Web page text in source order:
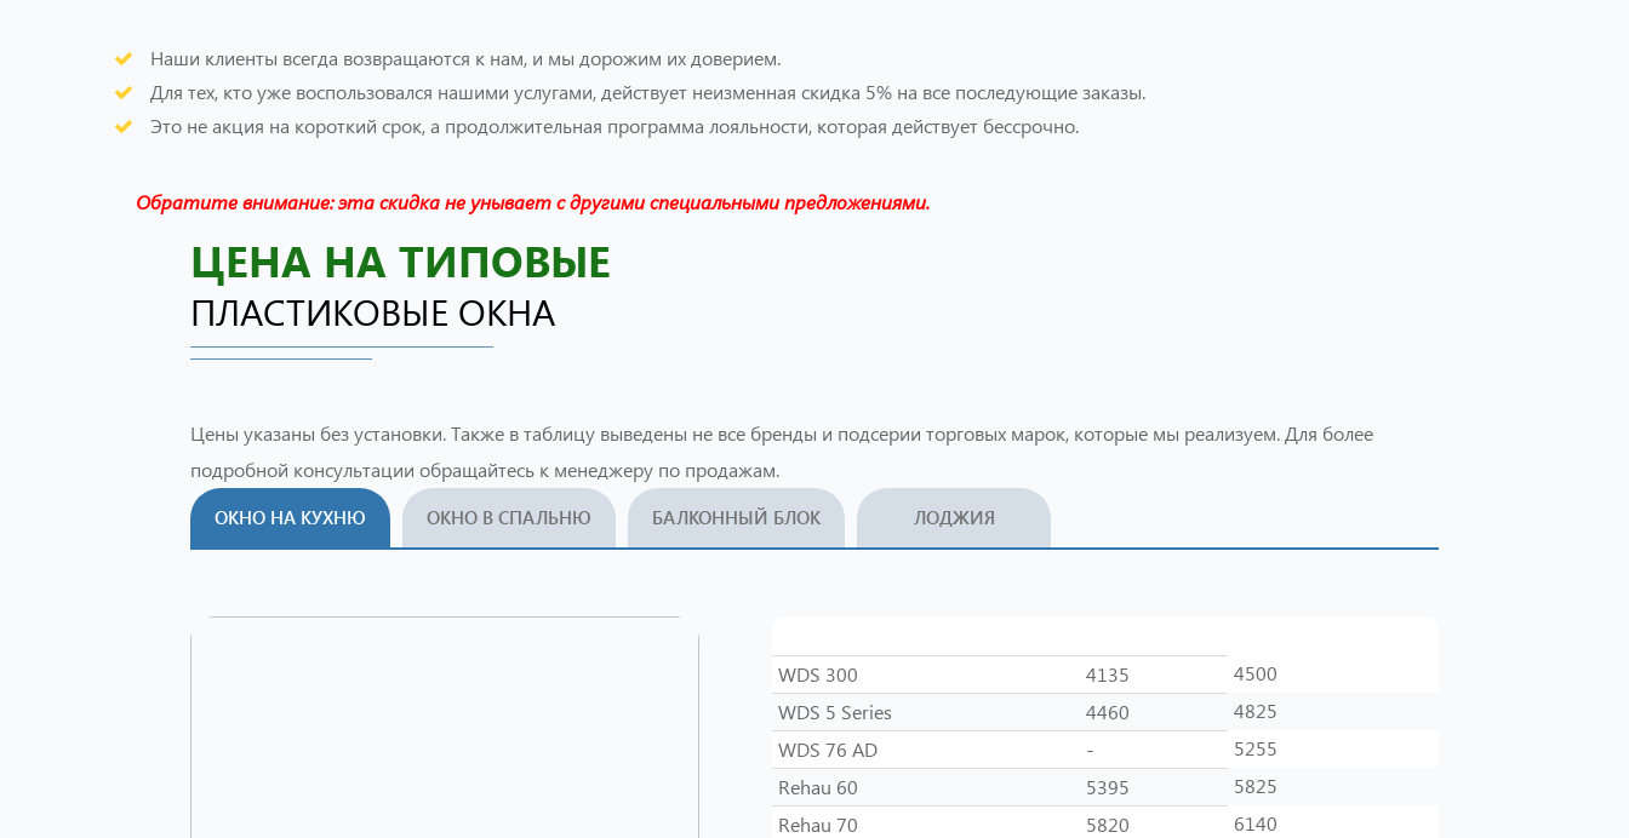
Наши клиенты всегда возвращаются к нам, и мы дорожим их доверием.
Для тех, кто уже воспользовался нашими услугами, действует неизменная скидка 5% на все последующие заказы.
Это не акция на короткий срок, а продолжительная программа лояльности, которая действует бессрочно.
Обратите внимание: эта скидка не унывает с другими специальными предложениями.
ЦЕНА НА ТИПОВЫЕ
ПЛАСТИКОВЫЕ ОКНА
Цены указаны без установки. Также в таблицу выведены не все бренды и подсерии торговых марок, которые мы реализуем. Для более
подробной консультации обращайтесь к менеджеру по продажам.
ОКНО НА КУХНЮ ОКНО В СПАЛЬНЮ БАЛКОННЫЙ БЛОК ЛОДЖИЯ
WDS 300 4135
4500
WDS 5 Series
4460
4825
WDS 76 AD
-
5255
Rehau 60
5395
5825
Rehau 70
5820
6140